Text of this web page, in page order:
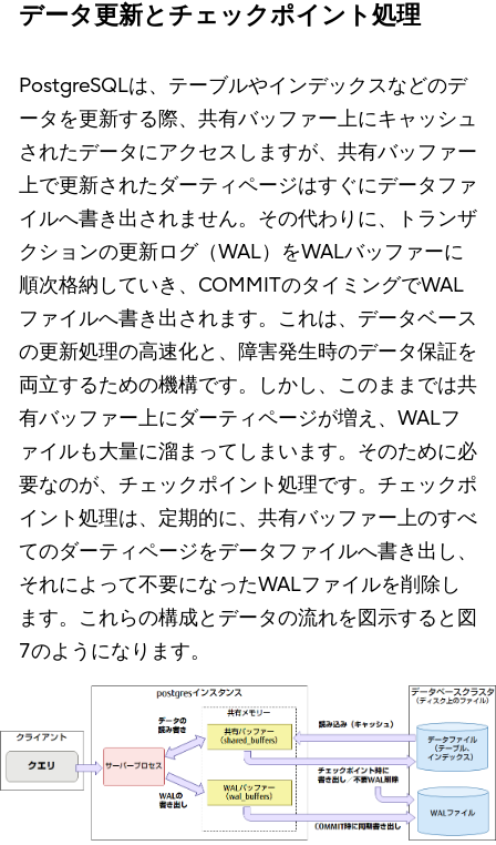
データ更新とチェックポイント処理
PostgreSQLは、テーブルやインデックスなどのデ
ータを更新する際、共有バッファー上にキャッシュ
されたデータにアクセスしますが、共有バッファー
上で更新されたダーティページはすぐにデータファ
イルへ書き出されません。その代わりに、トランザ
クションの更新ログ（WAL）をWALバッファーに
順次格納していき、COMMITのタイミングでWAL
ファイルへ書き出されます。これは、データベース
の更新処理の高速化と、障害発生時のデータ保証を
両立するための機構です。しかし、このままでは共
有バッファー上にダーティページが増え、WALフ
ァイルも大量に溜まってしまいます。そのために必
要なのが、チェックポイント処理です。チェックポ
イント処理は、定期的に、共有バッファー上のすべ
てのダーティページをデータファイルへ書き出し、
それによって不要になったWALファイルを削除し
ます。これらの構成とデータの流れを図示すると図
7のようになります。